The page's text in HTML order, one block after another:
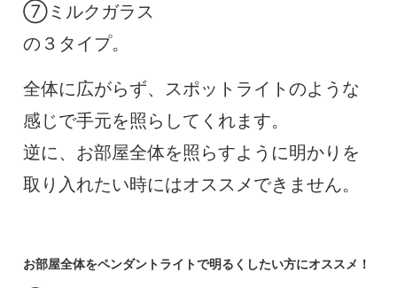
⑦ミルクガラス
の３タイプ。
全体に広がらず、スポットライトのような
感じで手元を照らしてくれます。
逆に、お部屋全体を照らすように明かりを
取り入れたい時にはオススメできません。
お部屋全体をペンダントライトで明るくしたい方にオススメ！